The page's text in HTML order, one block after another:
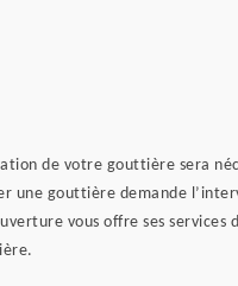
de votre gouttière sera
une gouttière demande
vous offre ses services